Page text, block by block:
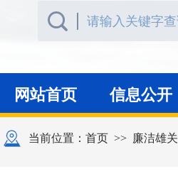
网站首页 信息公开
当前位置： 首页 >> 廉洁雄关